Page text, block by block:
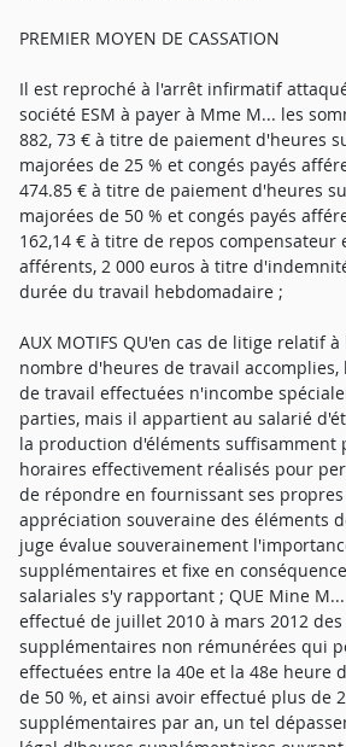
PREMIER MOYEN DE CASSATION
Il est reproché à l'arrêt infirmatif
société ESM à payer à Mme M... les
882, 73 € à titre de paiement d'heures
majorées de 25 % et congés payés
474.85 € à titre de paiement d'heures
majorées de 50 % et congés payés
162,14 € à titre de repos compensateur
afférents, 2 000 euros à titre
durée du travail hebdomadaire ;
AUX MOTIFS QU'en cas de litige relatif
nombre d'heures de travail accomplies,
de travail effectuées n'incombe
parties, mais il appartient au salarié
la production d'éléments suffisamment
horaires effectivement réalisés pour
de répondre en fournissant ses
appréciation souveraine des éléments
juge évalue souverainement
supplémentaires et fixe en
salariales s'y rapportant ; QUE Mine
effectué de juillet 2010 à mars 2012
supplémentaires non rémunérées qui
effectuées entre la 40e et la 48e heure
de 50 %, et ainsi avoir effectué plus de
supplémentaires par an, un tel